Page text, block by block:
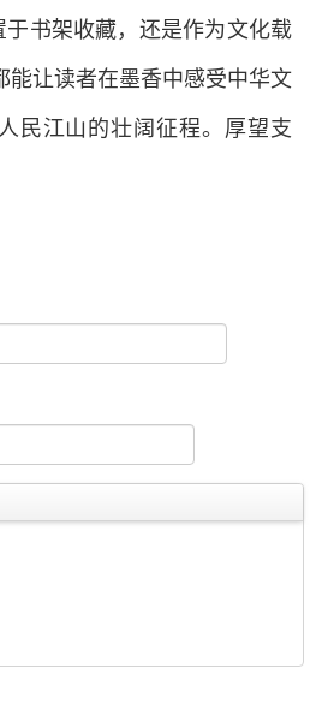
于书架收藏，还是作为文化载
能让读者在墨香中感受中华文
民江山的壮阔征程。厚望支